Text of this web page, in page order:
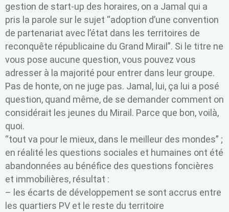
gestion de start-up des horaires, on a Jamal qui a
pris la parole sur le sujet “adoption d’une convention
de partenariat avec l’état dans les territoires de
reconquête républicaine du Grand Mirail”. Si le titre ne
vous pose aucune question, vous pouvez vous
adresser à la majorité pour entrer dans leur groupe.
Pas de honte, on ne juge pas. Jamal, lui, ça lui a posé
question, quand même, de se demander comment on
considérait les jeunes du Mirail. Parce que bon, voilà,
quoi.
“tout va pour le mieux, dans le meilleur des mondes” ;
en réalité les questions sociales et humaines ont été
abandonnées au bénéfice des questions foncières
et immobilières, résultat :
– les écarts de développement se sont accrus entre
les quartiers PV et le reste du territoire